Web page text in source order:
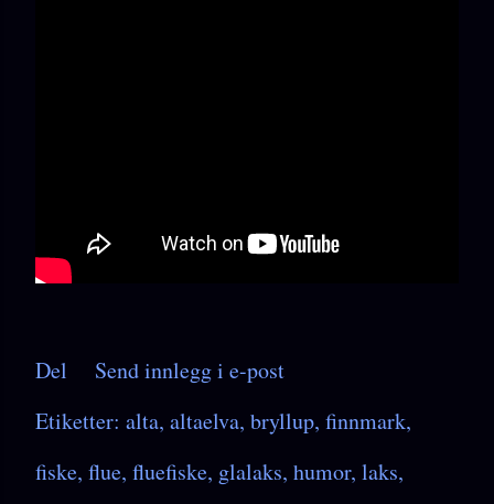
Del
Send innlegg i e-post
Etiketter: alta altaelva bryllup finnmark
fiske flue fluefiske glalaks humor laks